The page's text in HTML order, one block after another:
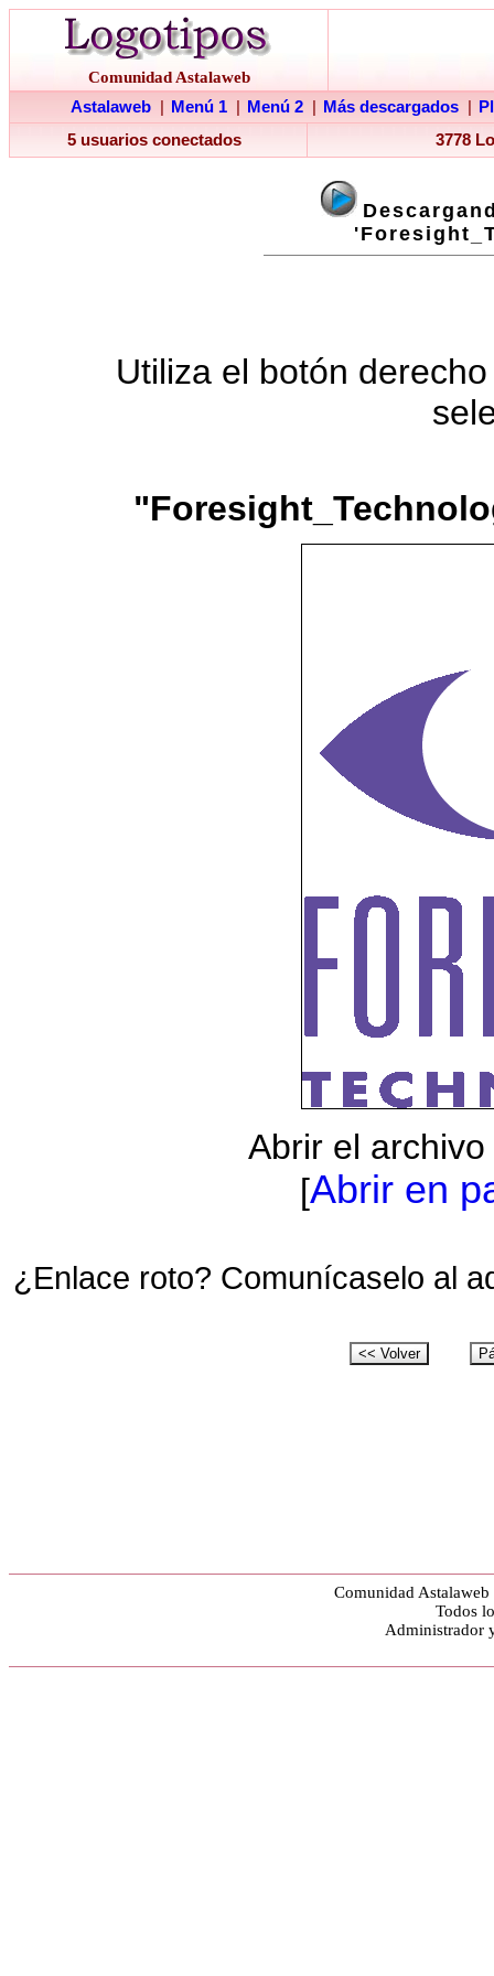
Comunidad Astalaweb
Astalaweb
Menú 1 Menú 2 Más descargados
5 usuarios conectados
3778
Utiliza el botón
Abrir el
[Abrir en
¿Enlace roto? Comunícaselo al
Comunidad
Todos
Administrador